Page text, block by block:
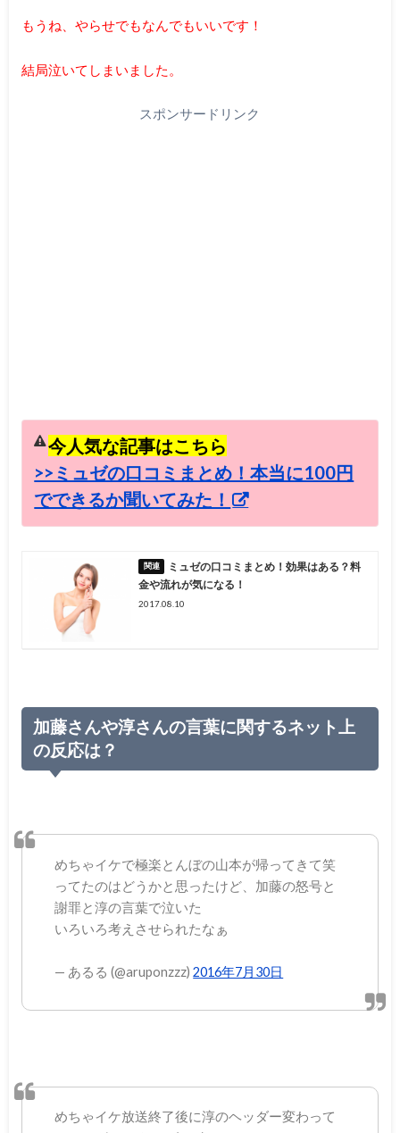
もうね、やらせでもなんでもいいです！
結局泣いてしまいました。
スポンサードリンク
今人気な記事はこちら
>>ミュゼの口コミまとめ！本当に100円
でできるか聞いてみた！
ミュゼの口コミまとめ！効果はある？料
金や流れが気になる！
2017.08.10
加藤さんや淳さんの言葉に関するネット上
の反応は？
めちゃイケで極楽とんぼの山本が帰ってきて笑
ってたのはどうかと思ったけど、加藤の怒号と
謝罪と淳の言葉で泣いた
いろいろ考えさせられたなぁ
— あるる (@aruponzzz)2016年7月30日
めちゃイケ放送終了後に淳のヘッダー変わって